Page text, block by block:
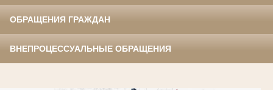
ОБРАЩЕНИЯ ГРАЖДАН
ВНЕПРОЦЕССУАЛЬНЫЕ ОБРАЩЕНИЯ